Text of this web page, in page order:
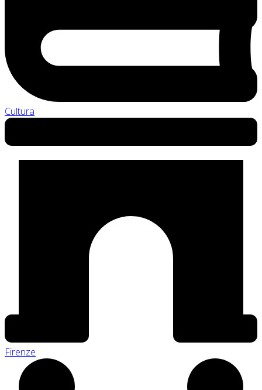
Cultura
Firenze